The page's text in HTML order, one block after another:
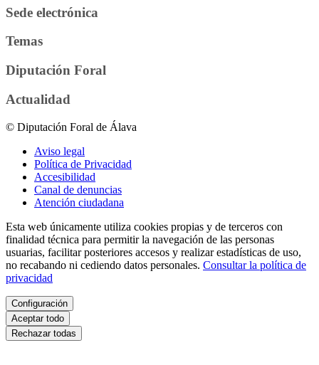
Sede electrónica
Temas
Diputación Foral
Actualidad
© Diputación Foral de Álava
Aviso legal
Política de Privacidad
Accesibilidad
Canal de denuncias
Atención ciudadana
Esta web únicamente utiliza cookies propias y de terceros con
finalidad técnica para permitir la navegación de las personas
usuarias, facilitar posteriores accesos y realizar estadísticas de uso,
no recabando ni cediendo datos personales. Consultar la política de
privacidad
Configuración
Aceptar todo
Rechazar todas